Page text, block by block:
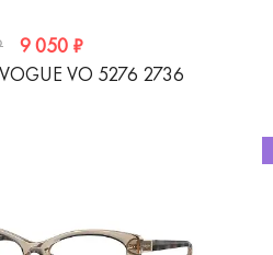
9 050 ₽
VO 5276 2736